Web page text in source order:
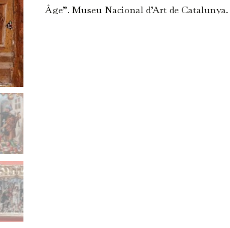
Âge”. Museu Nacional d’Art de Catalunya.